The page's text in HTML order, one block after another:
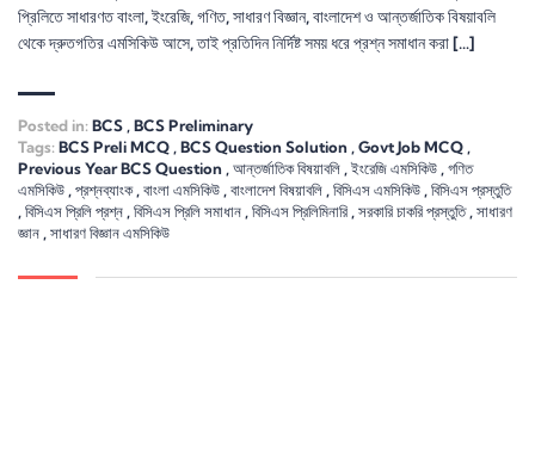
প্রিলিতে সাধারণত বাংলা, ইংরেজি, গণিত, সাধারণ বিজ্ঞান, বাংলাদেশ ও আন্তর্জাতিক বিষয়াবলি
থেকে দ্রুতগতির এমসিকিউ আসে, তাই প্রতিদিন নির্দিষ্ট সময় ধরে প্রশ্ন সমাধান করা […]
Posted in:BCS , BCS Preliminary
Tags:BCS Preli MCQ , BCS Question Solution , Govt Job MCQ ,
Previous Year BCS Question , আন্তর্জাতিক বিষয়াবলি , ইংরেজি এমসিকিউ , গণিত
এমসিকিউ , প্রশ্নব্যাংক, বাংলা এমসিকিউ , বাংলাদেশ বিষয়াবলি , বিসিএস এমসিকিউ , বিসিএস প্রস্তুতি
, বিসিএস প্রিলি প্রশ্ন , বিসিএস প্রিলি সমাধান , বিসিএস প্রিলিমিনারি , সরকারি চাকরি প্রস্তুতি, সাধারণ
জ্ঞান , সাধারণ বিজ্ঞান এমসিকিউ